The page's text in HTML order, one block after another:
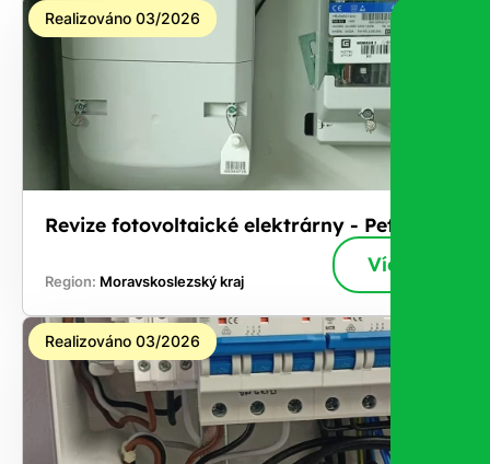
Realizováno 03/2026
Revize fotovoltaické elektrárny - Petřvald
Region: Moravskoslezský kraj
Více
Realizováno 03/2026